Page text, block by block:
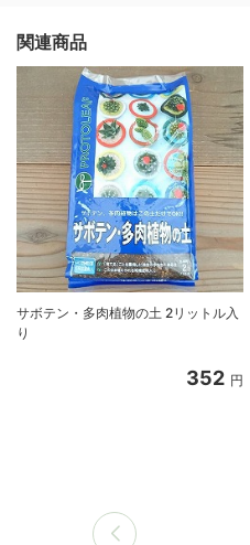
関連商品
サボテン・多肉植物の土 2リットル入
り
352 円